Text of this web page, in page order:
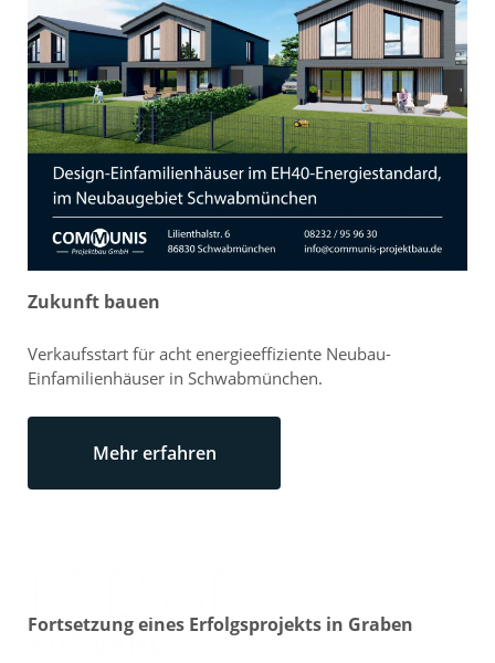
PRESSE
AUSWAHL
Zukunft bauen
Verkaufsstart für acht energieeffiziente Neubau-
Einfamilienhäuser in Schwabmünchen.
Mehr erfahren
Fortsetzung eines Erfolgsprojekts in Graben